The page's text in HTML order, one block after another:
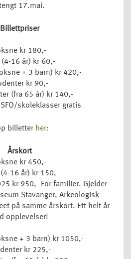
17.mai.
Billettpriser
kr 180,-
(4-16 år) kr 60,-
+ 3 barn) kr 420,-
kr 90,-
(fra 65 år) kr 140,-
skoleklasser gratis
billetter her:
Årskort
kr 450,-
(4-16 år) kr 150,
kr 950,- For familier. Gjelder
Stavanger, Arkeologisk
på samme årskort. Ett helt år
opplevelser!
+ 3 barn) kr 1050,-
kr 225,-